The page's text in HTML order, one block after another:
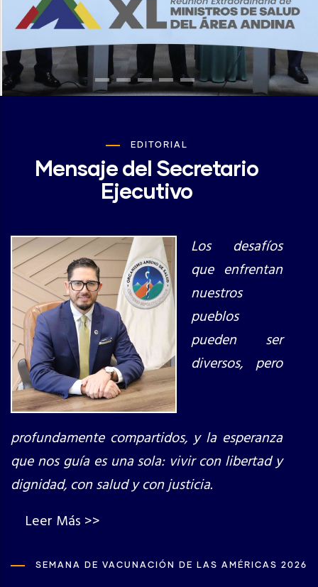
EDITORIAL
Mensaje del Secretario
Ejecutivo
Los desafíos
que enfrentan
nuestros
pueblos
pueden ser
diversos, pero
profundamente compartidos, y la esperanza
que nos guía es una sola: vivir con libertad y
dignidad, con salud y con justicia.
Leer Más >>
SEMANA DE VACUNACIÓN DE LAS AMÉRICAS 2026